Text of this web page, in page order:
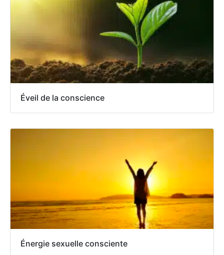
Éveil de la conscience
Énergie sexuelle consciente